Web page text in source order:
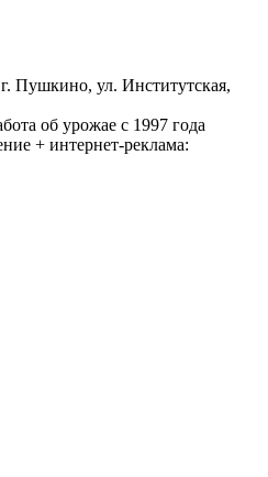
Пушкино, ул. Институтская,
об урожае с 1997 года
+ интернет-реклама: